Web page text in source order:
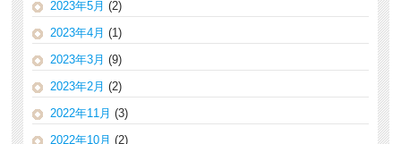
2023年5月 (2)
2023年4月 (1)
2023年3月 (9)
2023年2月 (2)
2022年11月 (3)
2022年10月 (2)